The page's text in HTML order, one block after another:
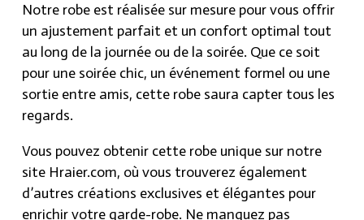
Notre robe est réalisée sur mesure pour vous offrir
un ajustement parfait et un confort optimal tout
au long de la journée ou de la soirée. Que ce soit
pour une soirée chic, un événement formel ou une
sortie entre amis, cette robe saura capter tous les
regards.
Vous pouvez obtenir cette robe unique sur notre
site Hraier.com, où vous trouverez également
d’autres créations exclusives et élégantes pour
enrichir votre garde-robe. Ne manquez pas